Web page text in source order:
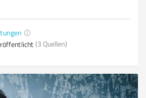
(3 Quellen)